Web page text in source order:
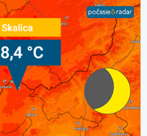
teploty. Extrémne horúčavy